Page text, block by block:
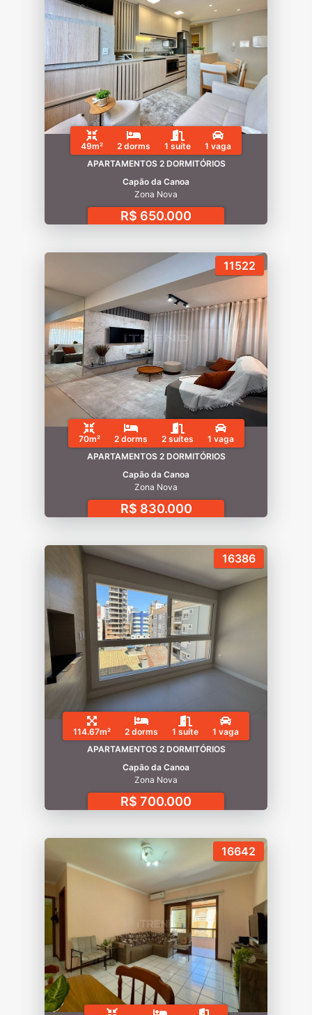
49m² 2 dorms 1 suíte
1 vaga
APARTAMENTOS 2 DORMITÓRIOS
Capão da Canoa
Zona Nova
R$ 650.000
11522
70m² 2 dorms 2 suítes
1 vaga
APARTAMENTOS 2 DORMITÓRIOS
Capão da Canoa
Zona Nova
R$ 830.000
16386
114.67m² 2 dorms 1 suíte
1 vaga
APARTAMENTOS 2 DORMITÓRIOS
Capão da Canoa
Zona Nova
R$ 700.000
16642